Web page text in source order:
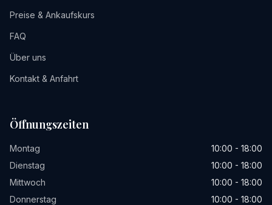
Preise & Ankaufskurs
FAQ
Über uns
Kontakt & Anfahrt
Öffnungszeiten
Montag
10:00 - 18:00
Dienstag
10:00 - 18:00
Mittwoch
10:00 - 18:00
Donnerstag
10:00 - 18:00